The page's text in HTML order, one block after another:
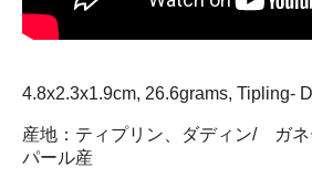
4.8x2.3x1.9cm, 26.6grams, Tipling-
産地：ティプリン、ダディン/ ガネ
パール産